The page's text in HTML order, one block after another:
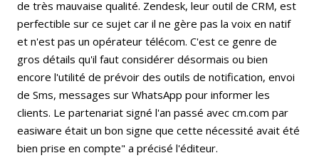
de très mauvaise qualité. Zendesk, leur outil de CRM, est
perfectible sur ce sujet car il ne gère pas la voix en natif
et n'est pas un opérateur télécom. C'est ce genre de
gros détails qu'il faut considérer désormais ou bien
encore l'utilité de prévoir des outils de notification, envoi
de Sms, messages sur WhatsApp pour informer les
clients. Le partenariat signé l'an passé avec cm.com par
easiware était un bon signe que cette nécessité avait été
bien prise en compte" a précisé l'éditeur.